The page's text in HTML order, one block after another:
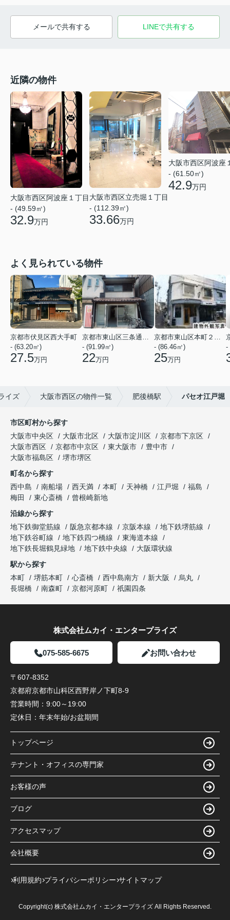
メールで共有する LINEで共有する
近隣の物件
大阪市西区阿波座１丁目
- (49.59㎡)
32.9万円
大阪市西区立売堀１丁目
- (112.39㎡)
33.66万円
大阪市西区阿波座
- (61.50㎡)
42.9万円
よく見られている物件
京都市伏見区西大手町
- (63.20㎡)
27.5万円
- (91.99㎡)
22万円
- (86.46㎡)
25万円
-
イズ 大阪市西区の物件一覧 肥後橋駅 パセオ江戸堀
市区町村から探す
大阪市中央区
大阪市北区 大阪市淀川区
京都市下京区
大阪市西区
京都市中京区 東大阪市
豊中市
大阪市福島区
堺市堺区
町名から探す
西中島
南船場 西天満 本町 天神橋 江戸堀
福島
梅田
東心斎橋
曾根崎新地
沿線から探す
地下鉄御堂筋線
阪急京都本線 京阪本線
地下鉄堺筋線
地下鉄谷町線
地下鉄四つ橋線
東海道本線
地下鉄長堀鶴見緑地
地下鉄中央線
大阪環状線
駅から探す
本町
堺筋本町 心斎橋 西中島南方 新大阪
烏丸
長堀橋
南森町 京都河原町 祇園四条
株式会社ムカイ・エンタープライズ
075-585-6675 お問い合わせ
〒607-8352
京都府京都市山科区西野岸ノ下町8-9
営業時間： 9:00～19:00
定休日： 年末年始/お盆期間
トップページ
テナント・オフィスの専門家
お客様の声
ブログ
アクセスマップ
会社概要
利用規約 プライバシーポリシー サイトマップ
Copyright(c) 株式会社ムカイ・エンタープライズ All Rights Reserved.